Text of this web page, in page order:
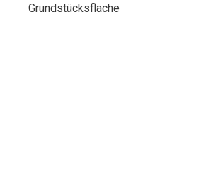
Grundstücksfläche